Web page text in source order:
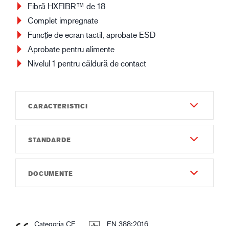
Fibră HXFIBR™ de 18
Complet impregnate
Funcție de ecran tactil, aprobate ESD
Aprobate pentru alimente
Nivelul 1 pentru căldură de contact
CARACTERISTICI
Jojă
Gauge18
Material & Construcție - Exterior
Nitril
STANDARDE
4X42DP
DOCUMENTE
Categoria CE
EN 388:2016